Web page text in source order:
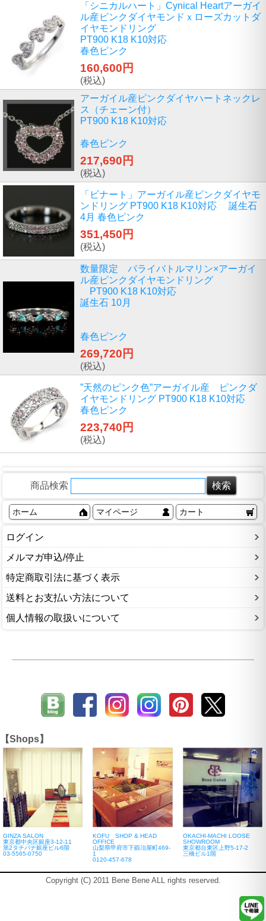
「シニカルハート」Cynical Heartアーガイ
ル産ピンクダイヤモンドｘローズカットダ
イヤモンドリング
PT900 K18 K10対応
春色ピンク
160,600円
(税込)
アーガイル産ピンクダイヤハートネックレ
ス（チェーン付）
PT900 K18 K10対応
春色ピンク
217,690円
(税込)
「ビナート」アーガイル産ピンクダイヤモ
ンドリング PT900 K18 K10対応 誕生石
4月 春色ピンク
351,450円
(税込)
数量限定 パライバトルマリン×アーガイ
ル産ピンクダイヤモンドリング
PT900 K18 K10対応
誕生石 10月
春色ピンク
269,720円
(税込)
”天然のピンク色”アーガイル産 ピンクダ
イヤモンドリング PT900 K18 K10対応
春色ピンク
223,740円
(税込)
商品検索
ホーム マイページ カート
ログイン
メルマガ申込/停止
特定商取引法に基づく表示
送料とお支払い方法について
個人情報の取扱いについて
【Shops】
GINZA SALON
東京都中央区銀座3-12-11
第2タチバナ銀座ビル6階
03-5565-0750
KOFU SHOP & HEAD
OFFICE
山梨県甲府市下鍛冶屋町469-
1
0120-457-678
OKACHI-MACHI LOOSE
SHOWROOM
東京都台東区上野5-17-2
三橋ビル1階
Copyright (C) 2011 Bene Bene ALL rights reserved.